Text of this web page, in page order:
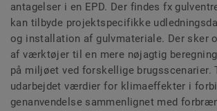
antagelser i en EPD. Der findes fx
kan tilbyde projektspecifikke
og installation af gulvmateriale. Der sker
af værktøjer til en mere nøjagtig
på miljøet ved forskellige brugsscenarier.
udarbejdet værdier for klimaeffekter i
genanvendelse sammenlignet med